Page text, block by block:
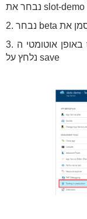
3. באופן אוטומטי ה traffic של הייצור יוחלף ל 75% לאחר מכן,
נלחץ על save